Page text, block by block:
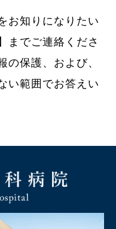
お知りになりたい
までご連絡くださ
の保護、および、
い範囲でお答えい